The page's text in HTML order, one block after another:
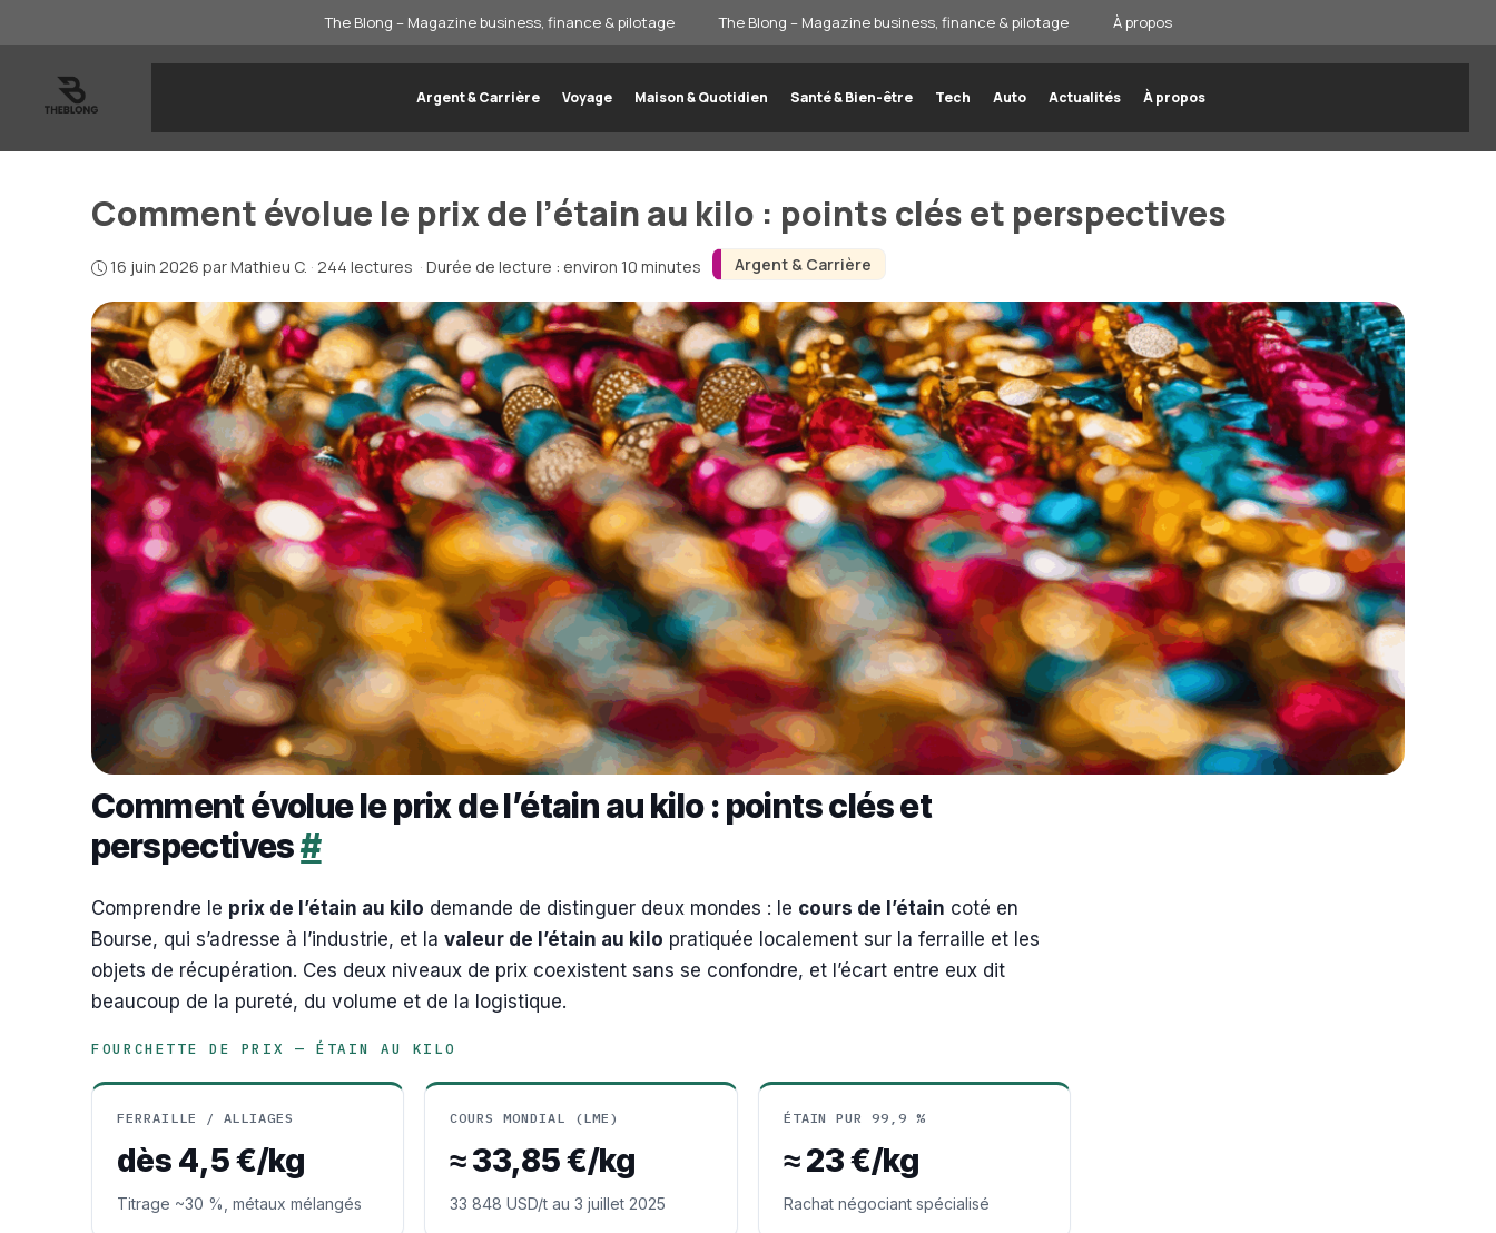
au
contenu
The Blong – Magazine business, finance & pilotage The Blong – Magazine business, finance & pilotage À propos
Argent & Carrière Voyage Maison & Quotidien Santé & Bien-être Tech Auto Actualités À propos
Argent & Carrière
Comment évolue le prix de l’étain au kilo : points clés et perspectives
16 juin 2026 parMathieu C. · 244 lectures · Durée de lecture : environ 10 minutes
Comment évolue le prix de l’étain au kilo : points clés et
perspectives#
Comprendre le prix de l’étain au kilo demande de distinguer deux mondes : le cours de l’étain coté en
Bourse, qui s’adresse à l’industrie, et la valeur de l’étain au kilo pratiquée localement sur la ferraille et les
objets de récupération. Ces deux niveaux de prix coexistent sans se confondre, et l’écart entre eux dit
beaucoup de la pureté, du volume et de la logistique.
FOURCHETTE DE PRIX — ÉTAIN AU KILO
FERRAILLE / ALLIAGES
dès 4,5 €/kg
Titrage ~30 %, métaux mélangés
COURS MONDIAL (LME)
≈ 33,85 €/kg
33 848 USD/t au 3 juillet 2025
ÉTAIN PUR 99,9 %
≈ 23 €/kg
Rachat négociant spécialisé